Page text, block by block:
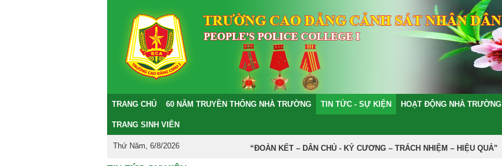
TRANG CHỦ 60 NĂM TRUYỀN THỐNG NHÀ TRƯỜNG TIN TỨC - SỰ KIỆN HOẠT ĐỘNG NHÀ TRƯỜNG
TRANG SINH VIÊN
Thứ Năm, 6/8/2026 “ĐOÀN KẾT – DÂN CHỦ - KỶ CƯƠNG – TRÁCH NHIỆM – HIỆU QUẢ”